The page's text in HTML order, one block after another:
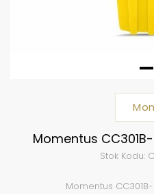
Momentus
Stok Kodu:
Momentus